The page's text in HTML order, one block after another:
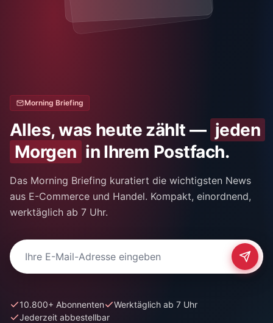
Morning Briefing
Alles, was heute zählt — jeden
Morgen in Ihrem Postfach.
Das Morning Briefing kuratiert die wichtigsten News
aus E-Commerce und Handel. Kompakt, einordnend,
werktäglich ab 7 Uhr.
E-Mail-Adresse für Newsletter
10.800+ Abonnenten
Werktäglich ab 7 Uhr
Jederzeit abbestellbar